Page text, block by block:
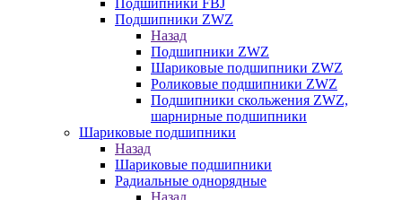
Подшипники FBJ
Подшипники ZWZ
Назад
Подшипники ZWZ
Шариковые подшипники ZWZ
Роликовые подшипники ZWZ
Подшипники скольжения ZWZ,
шарнирные подшипники
Шариковые подшипники
Назад
Шариковые подшипники
Радиальные однорядные
Назад